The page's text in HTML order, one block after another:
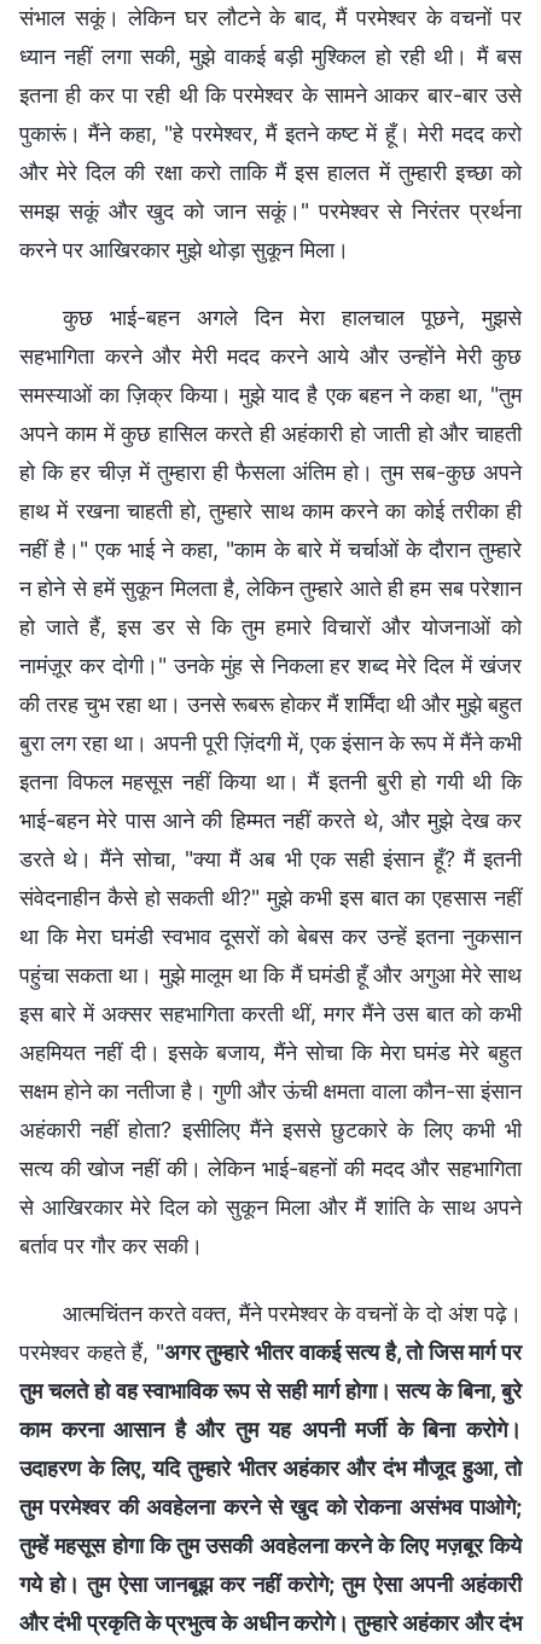
संभाल सकूं। लेकिन घर लौटने के बाद, मैं परमेश्वर के वचनों पर
ध्यान नहीं लगा सकी, मुझे वाकई बड़ी मुश्किल हो रही थी। मैं बस
इतना ही कर पा रही थी कि परमेश्वर के सामने आकर बार-बार उसे
पुकारूं। मैंने कहा, "हे परमेश्वर, मैं इतने कष्ट में हूँ। मेरी मदद करो
और मेरे दिल की रक्षा करो ताकि मैं इस हालत में तुम्हारी इच्छा को
समझ सकूं और खुद को जान सकूं।" परमेश्वर से निरंतर प्रर्थना
करने पर आखिरकार मुझे थोड़ा सुकून मिला।
कुछ भाई-बहन अगले दिन मेरा हालचाल पूछने, मुझसे
सहभागिता करने और मेरी मदद करने आये और उन्होंने मेरी कुछ
समस्याओं का ज़िक्र किया। मुझे याद है एक बहन ने कहा था, "तुम
अपने काम में कुछ हासिल करते ही अहंकारी हो जाती हो और चाहती
हो कि हर चीज़ में तुम्हारा ही फैसला अंतिम हो। तुम सब-कुछ अपने
हाथ में रखना चाहती हो, तुम्हारे साथ काम करने का कोई तरीका ही
नहीं है।" एक भाई ने कहा, "काम के बारे में चर्चाओं के दौरान तुम्हारे
न होने से हमें सुकून मिलता है, लेकिन तुम्हारे आते ही हम सब परेशान
हो जाते हैं, इस डर से कि तुम हमारे विचारों और योजनाओं को
नामंज़ूर कर दोगी।" उनके मुंह से निकला हर शब्द मेरे दिल में खंजर
की तरह चुभ रहा था। उनसे रूबरू होकर मैं शर्मिंदा थी और मुझे बहुत
बुरा लग रहा था। अपनी पूरी ज़िंदगी में, एक इंसान के रूप में मैंने कभी
इतना विफल महसूस नहीं किया था। मैं इतनी बुरी हो गयी थी कि
भाई-बहन मेरे पास आने की हिम्मत नहीं करते थे, और मुझे देख कर
डरते थे। मैंने सोचा, "क्या मैं अब भी एक सही इंसान हूँ? मैं इतनी
संवेदनाहीन कैसे हो सकती थी?" मुझे कभी इस बात का एहसास नहीं
था कि मेरा घमंडी स्वभाव दूसरों को बेबस कर उन्हें इतना नुकसान
पहुंचा सकता था। मुझे मालूम था कि मैं घमंडी हूँ और अगुआ मेरे साथ
इस बारे में अक्सर सहभागिता करती थीं, मगर मैंने उस बात को कभी
अहमियत नहीं दी। इसके बजाय, मैंने सोचा कि मेरा घमंड मेरे बहुत
सक्षम होने का नतीजा है। गुणी और ऊंची क्षमता वाला कौन-सा इंसान
अहंकारी नहीं होता? इसीलिए मैंने इससे छुटकारे के लिए कभी भी
सत्य की खोज नहीं की। लेकिन भाई-बहनों की मदद और सहभागिता
से आखिरकार मेरे दिल को सुकून मिला और मैं शांति के साथ अपने
बर्ताव पर गौर कर सकी।
आत्मचिंतन करते वक्त, मैंने परमेश्वर के वचनों के दो अंश पढ़े।
परमेश्वर कहते हैं, "अगर तुम्हारे भीतर वाकई सत्य है, तो जिस मार्ग पर
तुम चलते हो वह स्वाभाविक रूप से सही मार्ग होगा। सत्य के बिना, बुरे
काम करना आसान है और तुम यह अपनी मर्जी के बिना करोगे।
उदाहरण के लिए, यदि तुम्हारे भीतर अहंकार और दंभ मौजूद हुआ, तो
तुम परमेश्वर की अवहेलना करने से खुद को रोकना असंभव पाओगे;
तुम्हें महसूस होगा कि तुम उसकी अवहेलना करने के लिए मज़बूर किये
गये हो। तुम ऐसा जानबूझ कर नहीं करोगे; तुम ऐसा अपनी अहंकारी
और दंभी प्रकृति के प्रभुत्व के अधीन करोगे। तुम्हारे अहंकार और दंभ